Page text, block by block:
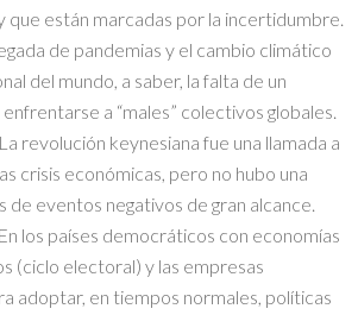
que están marcadas por la incertidumbre.
de pandemias y el cambio climático
del mundo, a saber, la falta de un
a “males” colectivos globales.
revolución keynesiana fue una llamada a
crisis económicas, pero no hubo una
de eventos negativos de gran alcance.
los países democráticos con economías
(ciclo electoral) y las empresas
adoptar, en tiempos normales, políticas